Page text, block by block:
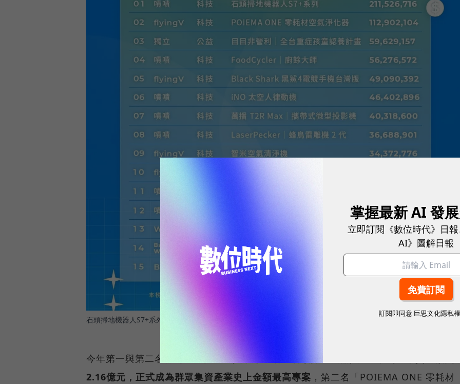
石頭掃地機器人S7+系列，成為2021年年度最強集資專案。
今年第一與第二名皆為「破億」成員，
2.16億元，正式成為群眾集資產業史上金額最高專案 ，第二名「POIEMA ONE 零耗材
掌握最新 AI 發
立即訂閱《數位時代》日
AI》圖解日報
訂閱即同意 巨思文化隱私